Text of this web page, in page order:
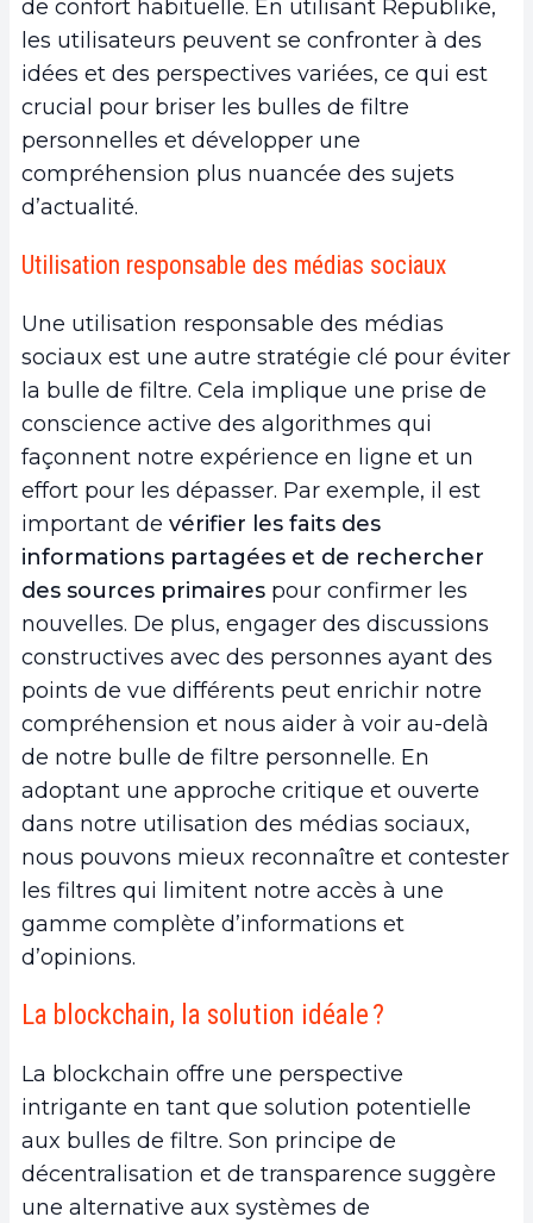
de confort habituelle. En utilisant Republike,
les utilisateurs peuvent se confronter à des
idées et des perspectives variées, ce qui est
crucial pour briser les bulles de filtre
personnelles et développer une
compréhension plus nuancée des sujets
d’actualité.
Utilisation responsable des médias sociaux
Une utilisation responsable des médias
sociaux est une autre stratégie clé pour éviter
la bulle de filtre. Cela implique une prise de
conscience active des algorithmes qui
façonnent notre expérience en ligne et un
effort pour les dépasser. Par exemple, il est
important de vérifier les faits des
informations partagées et de rechercher
des sources primaires pour confirmer les
nouvelles. De plus, engager des discussions
constructives avec des personnes ayant des
points de vue différents peut enrichir notre
compréhension et nous aider à voir au-delà
de notre bulle de filtre personnelle. En
adoptant une approche critique et ouverte
dans notre utilisation des médias sociaux,
nous pouvons mieux reconnaître et contester
les filtres qui limitent notre accès à une
gamme complète d’informations et
d’opinions.
La blockchain, la solution idéale ?
La blockchain offre une perspective
intrigante en tant que solution potentielle
aux bulles de filtre. Son principe de
décentralisation et de transparence suggère
une alternative aux systèmes de